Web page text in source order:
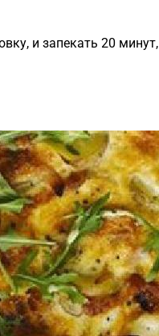
и запекать 20 минут,